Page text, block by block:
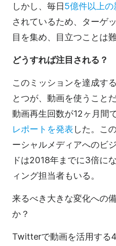
しかし、毎日5億件以上
されているため、ターゲ
目を集め、目立つことは
どうすれば注目される？
このミッションを達成す
とつが、動画を使うことだ
動画再生回数が12ヶ月間
レポートを発表 した。こ
ーシャルメディアへのビ
ドは2018年までに3倍に
ィング担当者もいる。
来るべき大きな変化への
か？
Twitterで動画を活用する